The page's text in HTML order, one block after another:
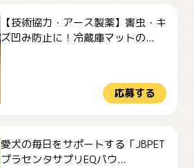
【技術協力・アース製薬】害虫・キ
ズ凹み防止に！冷蔵庫マットの...
応募する
愛犬の毎日をサポートする「JBPET
プラセンタサプリEQパウ...